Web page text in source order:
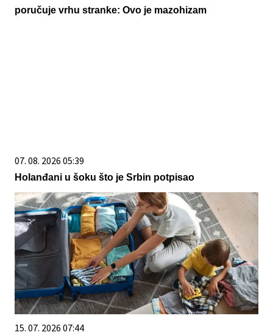
poručuje vrhu stranke: Ovo je mazohizam
07. 08. 2026 05:39
Holanđani u šoku što je Srbin potpisao
15. 07. 2026 07:44